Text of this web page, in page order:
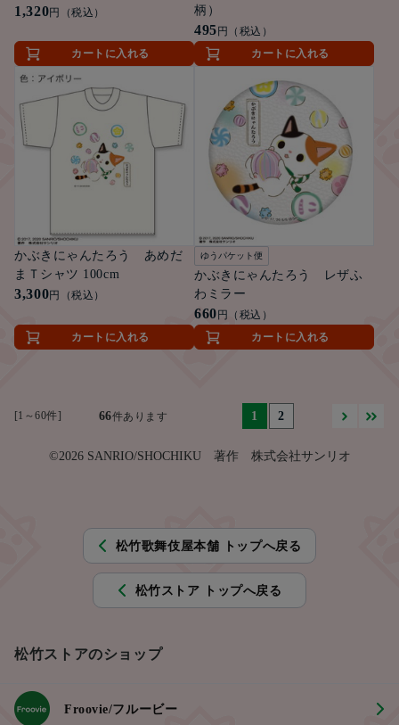
1,320円（税込）
カートに入れる
柄）
495 円（税込）
カートに入れる
かぶきにゃんたろう あめだ
まＴシャツ 100cm
3,300円（税込）
カートに入れる
ゆうパケット便
かぶきにゃんたろう レザふ
わミラー
660 円（税込）
カートに入れる
[1～60件] 66件あります 1 2
©2026 SANRIO/SHOCHIKU 著作 株式会社サンリオ
松竹歌舞伎屋本舗 トップへ戻る
松竹ストア トップへ戻る
松竹ストアのショップ
Froovie/フルービー